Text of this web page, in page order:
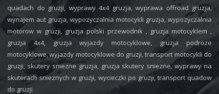
quadach do gruzji, wyprawy 4x4 gruzja, wyprawa offroad gruzja,
wynajem aut gruzja, wypozyczalnia motocykli gruzja, wypozyczalnia
motorow w gruzji, gruzja polski przewodnik , gruzja motocyklem ,
gruzja 4x4, gruzja wyjazdy motocyklowe, gruzja podroze
motocyklowe, wyjazdy motocyklowe do gruzji, transport motocykli do
gruzji, skutery sniezne gruzja, gruzja skutery sniezne, wyprawy na
skuterach snieznych w gruzji, wycieczki po gruzji, transport quadow
do gruzji